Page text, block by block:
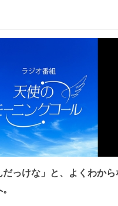
だっけな」と、よくわから